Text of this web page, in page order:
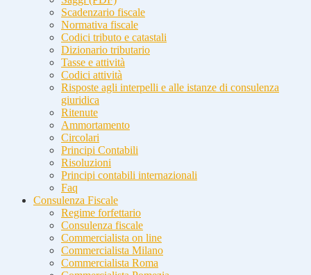
Scadenzario fiscale
Normativa fiscale
Codici tributo e catastali
Dizionario tributario
Tasse e attività
Codici attività
Risposte agli interpelli e alle istanze di consulenza
giuridica
Ritenute
Ammortamento
Circolari
Principi Contabili
Risoluzioni
Principi contabili internazionali
Faq
Consulenza Fiscale
Regime forfettario
Consulenza fiscale
Commercialista on line
Commercialista Milano
Commercialista Roma